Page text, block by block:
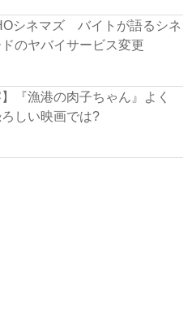
シネマズ バイトが語るシネ
のヤバイサービス変更
】『漁港の肉子ちゃん』よく
しい映画では?